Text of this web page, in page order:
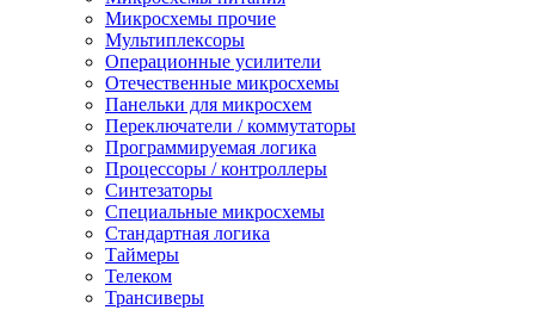
Микросхемы прочие
Мультиплексоры
Операционные усилители
Отечественные микросхемы
Панельки для микросхем
Переключатели / коммутаторы
Программируемая логика
Процессоры / контроллеры
Синтезаторы
Специальные микросхемы
Стандартная логика
Таймеры
Телеком
Трансиверы